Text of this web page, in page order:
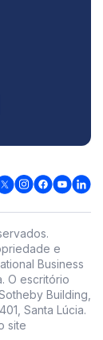
e
Business
O escritório
Building,
Santa Lúcia.
site